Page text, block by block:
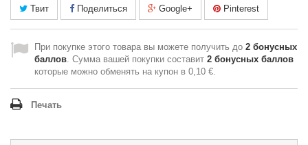
Твит Поделиться Google+ Pinterest
При покупке этого товара вы можете получить до 2 бонусных
баллов. Сумма вашей покупки составит 2 бонусных баллов
которые можно обменять на купон в 0,10 €.
Печать